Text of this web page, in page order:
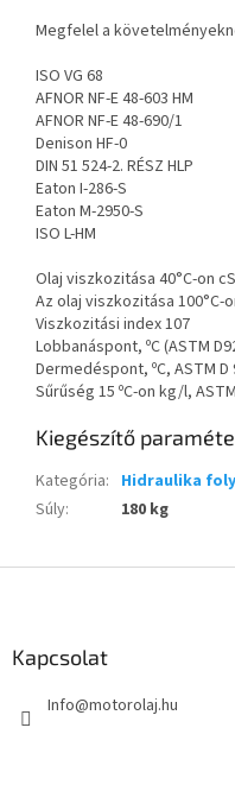
Megfelel a
ISO VG 68
AFNOR NF-E 48-603 HM
AFNOR NF-E 48-690/1
Denison HF-0
DIN 51 524-2. RÉSZ HLP
Eaton I-286-S
Eaton M-2950-S
ISO L-HM
Olaj viszkozitása 40°C-on
Az olaj viszkozitása 100°C-
Viszkozitási index 107
Lobbanáspont, ºC (ASTM
Dermedéspont, ºC, ASTM D
Sűrűség 15 ºC-on kg/l,
Kiegészítő
Kategória: Hidraulika
Súly: 180 kg
Kapcsolat
Info@motorolaj.hu